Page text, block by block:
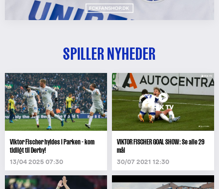
SPILLER NYHEDER
Viktor Fischer hyldes i Parken - kom
tidligt til Derby!
13/04 2025 07:30
VIKTOR FISCHER GOAL SHOW: Se alle 29
mål
30/07 2021 12:30